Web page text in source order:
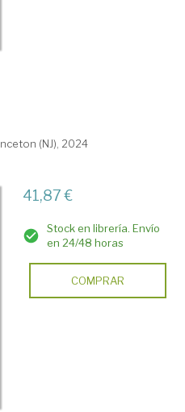
(NJ), 2024
41,87 €
Stock en librería. Envío
en 24/48 horas
COMPRAR